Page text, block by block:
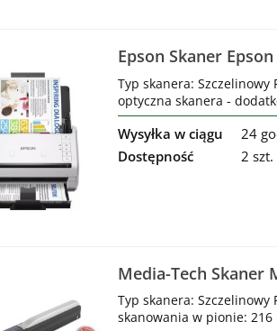
Epson Skaner
Typ skanera: Szczelinowy
optyczna skanera -
Wysyłka w ciągu
24
Dostępność
2 szt.
Media-Tech Skaner
Typ skanera: Szczelinowy
skanowania w pionie: